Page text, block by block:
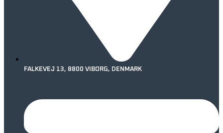
FALKEVEJ 13, 8800 VIBORG, DENMARK